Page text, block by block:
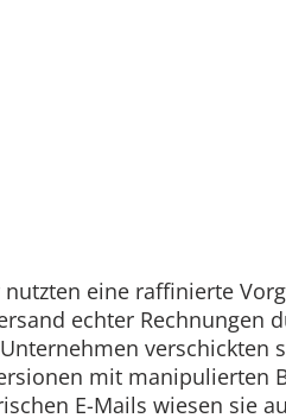
eine raffinierte
echter Rechnungen
verschickten
mit manipulierten
E-Mails wiesen sie